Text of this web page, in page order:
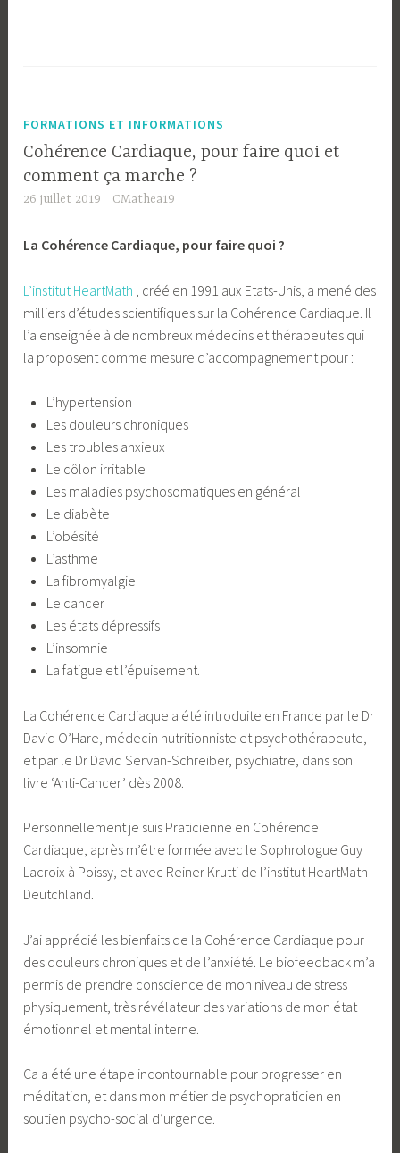
FORMATIONS ET INFORMATIONS
Cohérence Cardiaque, pour faire quoi et
comment ça marche ?
26 juillet 2019 CMathea19
La Cohérence Cardiaque, pour faire quoi ?
L’institut HeartMath , créé en 1991 aux Etats-Unis, a mené des
milliers d’études scientifiques sur la Cohérence Cardiaque. Il
l’a enseignée à de nombreux médecins et thérapeutes qui
la proposent comme mesure d’accompagnement pour :
L’hypertension
Les douleurs chroniques
Les troubles anxieux
Le côlon irritable
Les maladies psychosomatiques en général
Le diabète
L’obésité
L’asthme
La fibromyalgie
Le cancer
Les états dépressifs
L’insomnie
La fatigue et l’épuisement.
La Cohérence Cardiaque a été introduite en France par le Dr
David O’Hare, médecin nutritionniste et psychothérapeute,
et par le Dr David Servan-Schreiber, psychiatre, dans son
livre ‘Anti-Cancer’ dès 2008.
Personnellement je suis Praticienne en Cohérence
Cardiaque, après m’être formée avec le Sophrologue Guy
Lacroix à Poissy, et avec Reiner Krutti de l’institut HeartMath
Deutchland.
J’ai apprécié les bienfaits de la Cohérence Cardiaque pour
des douleurs chroniques et de l’anxiété. Le biofeedback m’a
permis de prendre conscience de mon niveau de stress
physiquement, très révélateur des variations de mon état
émotionnel et mental interne.
Ca a été une étape incontournable pour progresser en
méditation, et dans mon métier de psychopraticien en
soutien psycho-social d’urgence.